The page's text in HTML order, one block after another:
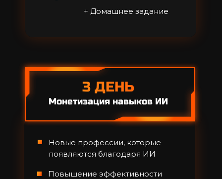
+ Домашнее задание
3 ДЕНЬ
Монетизация навыков ИИ
Новые профессии, которые
появляются благодаря ИИ
Повышение эффективности